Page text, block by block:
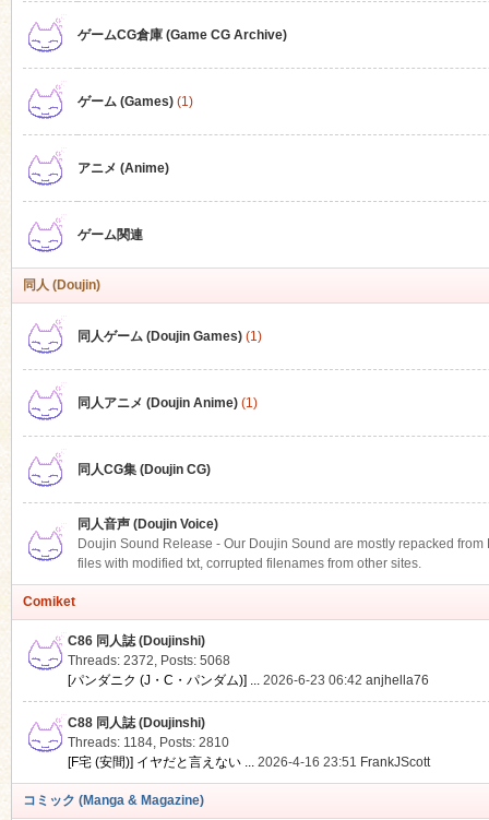
ゲームCG倉庫 (Game CG Archive)
ゲーム (Games)(1)
アニメ (Anime)
ゲーム関連
同人 (Doujin)
同人ゲーム (Doujin Games)(1)
同人アニメ (Doujin Anime)(1)
同人CG集 (Doujin CG)
同人音声 (Doujin Voice)
Doujin Sound Release - Our Doujin Sound are mostly repacked
files with modified txt, corrupted filenames from other sites.
Comiket
C86 同人誌 (Doujinshi)
Threads: 2372, Posts: 5068
[パンダニク (J・C・パンダム)] ... 2026-6-23 06:42 anjhella76
C88 同人誌 (Doujinshi)
Threads: 1184, Posts: 2810
[F宅 (安間)] イヤだと言えない ... 2026-4-16 23:51 FrankJScott
コミック (Manga & Magazine)